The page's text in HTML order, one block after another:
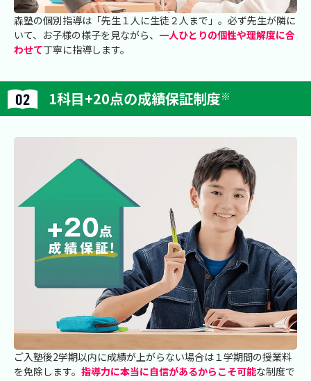
森塾の個別指導は「先生１人に生徒２人まで」。必ず先生が隣に
いて、お子様の様子を見ながら、 一人ひとりの個性や理解度に合
わせて丁寧に指導します。
1科目+20点の成績保証制度※
ご入塾後2学期以内に成績が上がらない場合は１学期間の授業料
を免除します。 指導力に本当に自信があるからこそ可能な制度で